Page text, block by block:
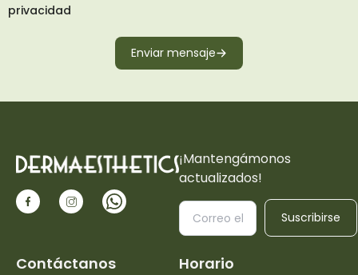
privacidad
Enviar mensaje
¡Mantengámonos
actualizados!
Suscribirse
Horario
Contáctanos